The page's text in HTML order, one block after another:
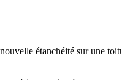
étanchéité sur une